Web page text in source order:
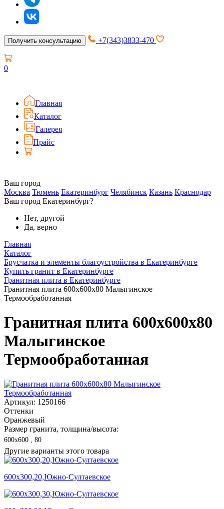
Получить консультацию +7(343)3833-470
0
Главная
Каталог
Галерея
Прайс
Ваш город
Москва Тюмень Екатеринбург Челябинск Казань Краснодар
Ваш город Екатеринбург?
Нет, другой
Да, верно
Главная
Каталог
Брусчатка и элементы благоустройства в Екатеринбурге
Купить гранит в Екатеринбурге
Гранитная плита в Екатеринбурге
Гранитная плита 600х600x80 Малыгинское
Термообработанная
Гранитная плита 600х600x80
Малыгинское
Термообработанная
Артикул: 1250166
Оттенки
Оранжевый
Размер гранита, толщина/высота:
600х600 , 80
Другие варианты этого товара
600х300,20,Южно-Султаевское